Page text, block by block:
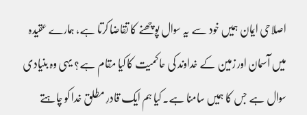
اصلاحی ایمان ہمیں خود سے یہ سوال پوچھنے کا تقاضا کرتا ہے، ہمارے عقیدہ
میں آسمان اور زمین کے خداوند کی حاکمیت کا کیا مقام ہے؟ یہی وہ بنیادی
سوال ہے جس کا ہمیں سامنا ہے۔ کیا ہم ایک قادرِ مطلق خدا کو چاہتے